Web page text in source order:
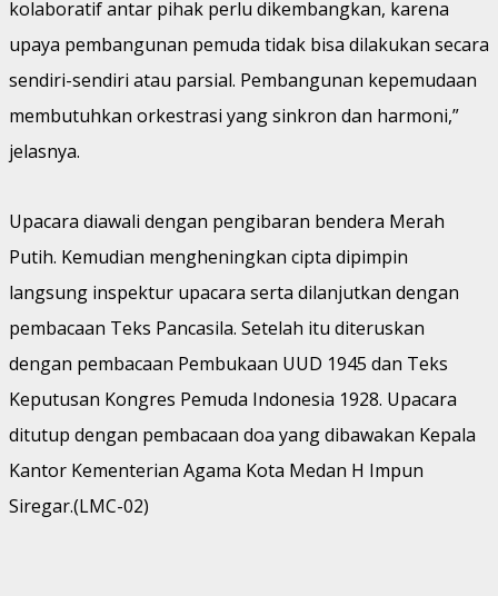
kolaboratif antar pihak perlu dikembangkan, karena
upaya pembangunan pemuda tidak bisa dilakukan secara
sendiri-sendiri atau parsial. Pembangunan kepemudaan
membutuhkan orkestrasi yang sinkron dan harmoni,”
jelasnya.
Upacara diawali dengan pengibaran bendera Merah
Putih. Kemudian mengheningkan cipta dipimpin
langsung inspektur upacara serta dilanjutkan dengan
pembacaan Teks Pancasila. Setelah itu diteruskan
dengan pembacaan Pembukaan UUD 1945 dan Teks
Keputusan Kongres Pemuda Indonesia 1928. Upacara
ditutup dengan pembacaan doa yang dibawakan Kepala
Kantor Kementerian Agama Kota Medan H Impun
Siregar.(LMC-02)